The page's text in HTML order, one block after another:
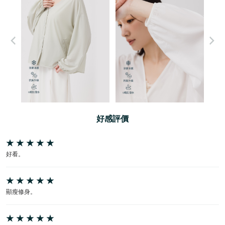
好感評價
好看。
顯瘦修身。